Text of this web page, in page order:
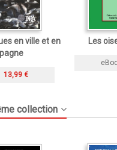
en ville et en
13,99 €
Les
collection